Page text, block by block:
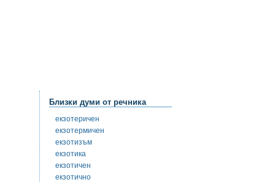
Близки думи от речника
екзотеричен
екзотермичен
екзотизъм
екзотика
екзотичен
екзотично